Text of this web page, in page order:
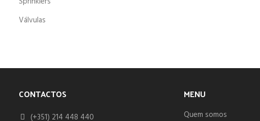
Válvulas
CONTACTOS
(+351) 214 448 440
MENU
Quem somos